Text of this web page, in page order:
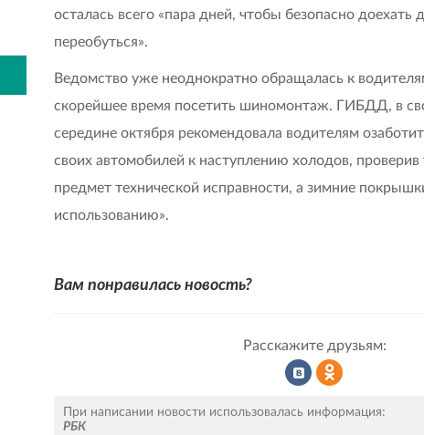
осталась всего «пара дней, чтобы безопасно
переобуться».
Ведомство уже неоднократно обращалась к
скорейшее время посетить шиномонтаж. ГИБДД, в
середине октября рекомендовала водителям
своих автомобилей к наступлению холодов, проверив
предмет технической исправности, а зимние
использованию».
Вам понравилась новость?
Расскажите друзьям:
При написании новости использовалась информация:
РБК